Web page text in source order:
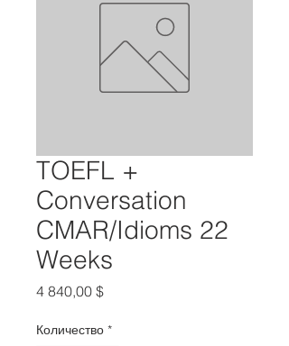
TOEFL +
Conversation
CMAR/Idioms 22
Weeks
4 840,00 $Цена
Количество *